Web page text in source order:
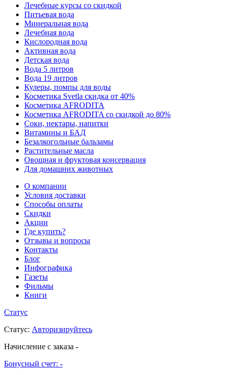
Лечебные курсы со скидкой
Питьевая вода
Минеральная вода
Лечебная вода
Кислородная вода
Активная вода
Детская вода
Вода 5 литров
Вода 19 литров
Кулеры, помпы для воды
Косметика Svetla скидка от 40%
Косметика AFRODITA
Косметика AFRODITA со скидкой до 80%
Соки, нектары, напитки
Витамины и БАД
Безалкогольные бальзамы
Растительные масла
Овощная и фруктовая консервация
Для домашних животных
О компании
Условия доставки
Способы оплаты
Скидки
Акции
Где купить?
Отзывы и вопросы
Контакты
Блог
Инфографика
Газеты
Фильмы
Книги
Статус
Статус: Авторизируйтесь
Начисление с заказа -
Бонусный счет: -